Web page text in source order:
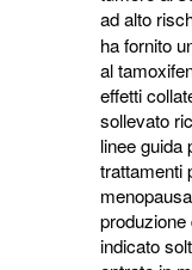
ad alto
ha fornito
al
effetti
sollevato
linee guida
trattamenti
produzione
indicato